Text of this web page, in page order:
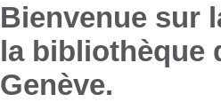
Bienvenue sur
la bibliothèque
Genève.